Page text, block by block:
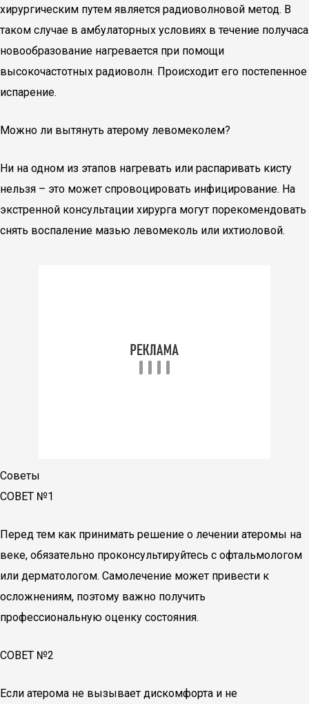
хирургическим путем является радиоволновой метод. В
таком случае в амбулаторных условиях в течение получаса
новообразование нагревается при помощи
высокочастотных радиоволн. Происходит его постепенное
испарение.
Можно ли вытянуть атерому левомеколем?
Ни на одном из этапов нагревать или распаривать кисту
нельзя – это может спровоцировать инфицирование. На
экстренной консультации хирурга могут порекомендовать
снять воспаление мазью левомеколь или ихтиоловой.
Советы
СОВЕТ №1
Перед тем как принимать решение о лечении атеромы на
веке, обязательно проконсультируйтесь с офтальмологом
или дерматологом. Самолечение может привести к
осложнениям, поэтому важно получить
профессиональную оценку состояния.
СОВЕТ №2
Если атерома не вызывает дискомфорта и не